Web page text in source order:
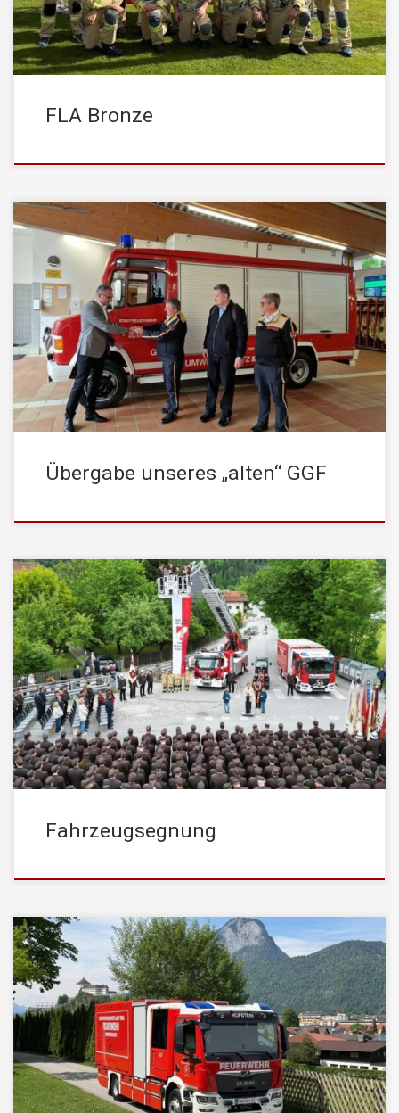
und konnte […]
FLA Bronze
Ein zweites Leben im Dienst der Sicherheit: Unser
Gefahrgutfahrzeug zieht um! Nach 33 Jahren im Dienst der
Feuerwehr wurde das in Kufstein stationierte Gefahrgutfahrzeug
(Baujahr 1993) im Rahmen einer Aktion des Landes Tirol an das
Feuerwehrwesen im rumänischen Kreis Satu Mare übergeben.
Nachdem das Fahrzeug kürzlich bei uns durch ein […]
Übergabe unseres „alten“ GGF
Im Zuge unseres Festakts durften wir drei Fahrzeuge feierlich
segnen lassen: unsere neue Drehleiter, das kürzlich eingetroffene
Gefahrgutfahrzeug sowie unseren Hoflader. Ein besonderer Dank
gilt der hohen Geistlichkeit mit Feuerwehrkurat Dr. Josef Pletzer
sowie Evang. Pfarrer Thomas Müller, die die Segnung unserer
Fahrzeuge durchgeführt und diesen feierlichen Moment begleitet
haben. […]
Fahrzeugsegnung
Am Freitag, den 8. Mai 2026, wurde an der Landes-
Feuerwehrschule Tirol in Telfs das neue Gefahrgutfahrzeug
offiziell an die Stadtfeuerwehr Kufstein übergeben. Das neue
Fahrzeug basiert auf einem MAN 15.250 BL Fahrgestell mit
Kofferaufbau und ist mit moderner Ausrüstung für Schadstoff- und
Gefahrguteinsätze ausgestattet. Dazu zählen unter anderem
Container mit […]